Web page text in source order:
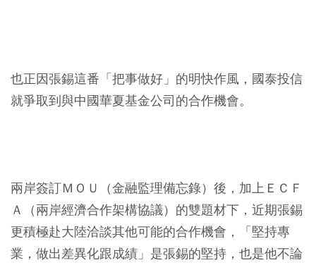
也正因張錫這番「把事做好」的明快作風，國泰投信
就爭取到與中國華夏基金公司的合作機會。
兩岸簽訂ＭＯＵ（金融監理備忘錄）後，加上ＥＣＦ
Ａ（兩岸經濟合作架構協議）的雙題材下，近期張錫
更積極赴大陸洽談其他可能的合作機會，「堅持專
業，做出差異化跟成績」是張錫的堅持，也是他不論